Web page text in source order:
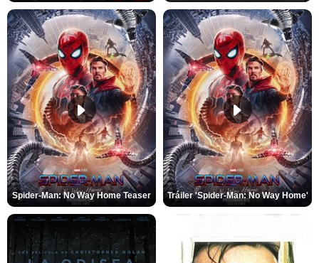
Spider-Man: No Way Home Teaser Tráiler 'Spider-Man: No Way Home'